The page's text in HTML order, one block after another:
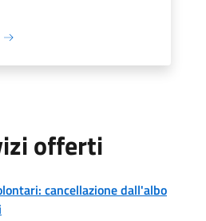
offerti
cancellazione dall'albo